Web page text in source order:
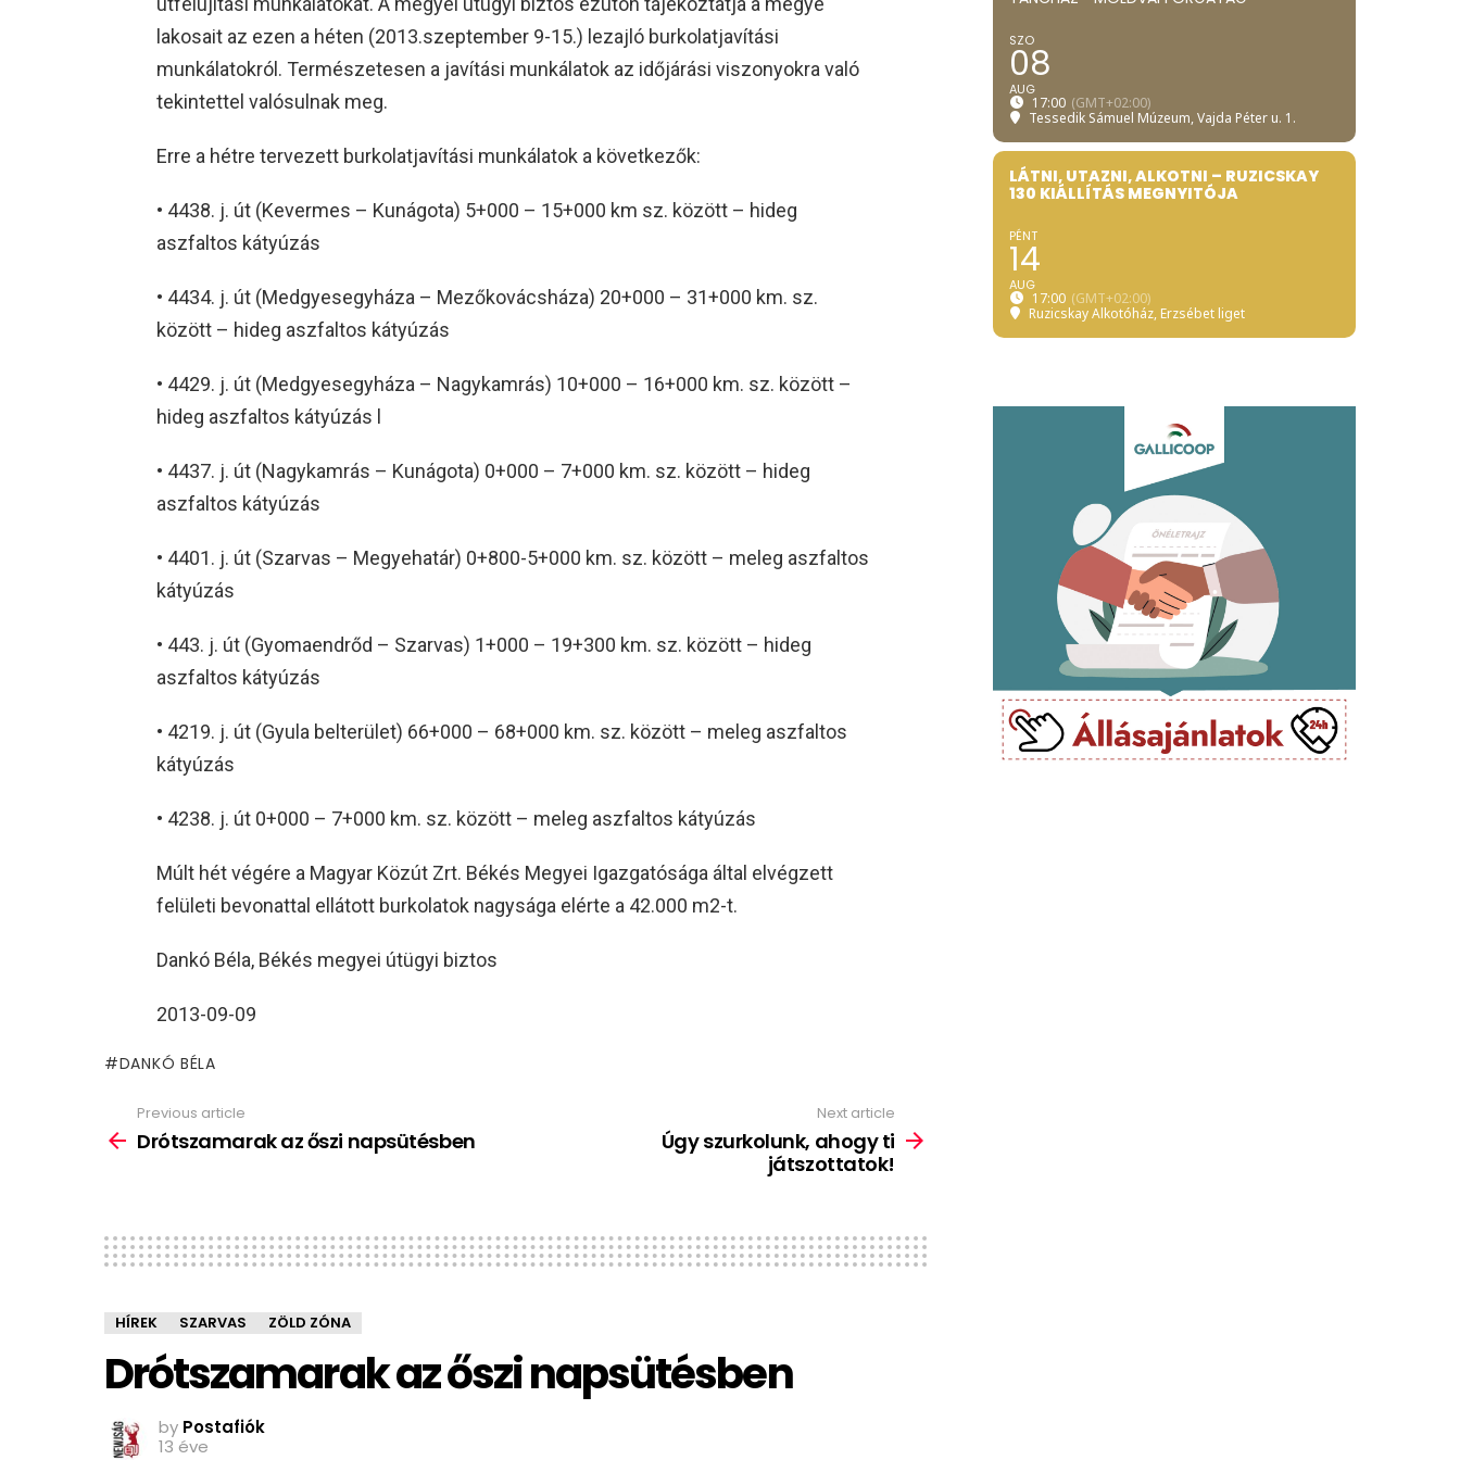
lakosait az ezen a héten (2013.szeptember 9-15.) lezajló burkolatjavítási
munkálatokról. Természetesen a javítási munkálatok az időjárási viszonyokra való
tekintettel valósulnak meg.
Erre a hétre tervezett burkolatjavítási munkálatok a következők:
• 4438. j. út (Kevermes – Kunágota) 5+000 – 15+000 km sz. között – hideg
aszfaltos kátyúzás
• 4434. j. út (Medgyesegyháza – Mezőkovácsháza) 20+000 – 31+000 km. sz.
között – hideg aszfaltos kátyúzás
• 4429. j. út (Medgyesegyháza – Nagykamrás) 10+000 – 16+000 km. sz. között –
hideg aszfaltos kátyúzás l
• 4437. j. út (Nagykamrás – Kunágota) 0+000 – 7+000 km. sz. között – hideg
aszfaltos kátyúzás
• 4401. j. út (Szarvas – Megyehatár) 0+800-5+000 km. sz. között – meleg aszfaltos
kátyúzás
• 443. j. út (Gyomaendrőd – Szarvas) 1+000 – 19+300 km. sz. között – hideg
aszfaltos kátyúzás
• 4219. j. út (Gyula belterület) 66+000 – 68+000 km. sz. között – meleg aszfaltos
kátyúzás
• 4238. j. út 0+000 – 7+000 km. sz. között – meleg aszfaltos kátyúzás
Múlt hét végére a Magyar Közút Zrt. Békés Megyei Igazgatósága által elvégzett
felületi bevonattal ellátott burkolatok nagysága elérte a 42.000 m2-t.
Dankó Béla, Békés megyei útügyi biztos
2013-09-09
DANKÓ BÉLA
more
Previous article
Drótszamarak az őszi napsütésben
Next article
Úgy szurkolunk, ahogy ti
játszottatok!
HÍREK SZARVAS ZÖLD ZÓNA
Drótszamarak az őszi napsütésben
by Postafiók
13 éve
SZO
08
AUG
17:00 (GMT+02:00)
Tessedik Sámuel Múzeum, Vajda Péter u. 1.
LÁTNI, UTAZNI, ALKOTNI – RUZICSKAY
130 KIÁLLÍTÁS MEGNYITÓJA
PÉNT
14
AUG
17:00 (GMT+02:00)
Ruzicskay Alkotóház, Erzsébet liget